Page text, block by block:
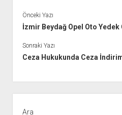
Önceki Yazı
İzmir Beydağ Opel Oto Yedek
Sonraki Yazı
Ceza Hukukunda Ceza
Menü
Ara